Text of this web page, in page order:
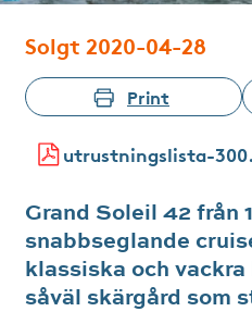
Solgt 2020-04-28
Print
utrustningslista-
Grand Soleil 42 från
snabbseglande
klassiska och
såväl skärgård som